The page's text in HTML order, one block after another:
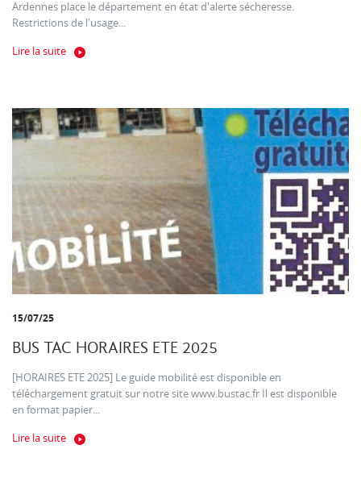
Ardennes place le département en état d'alerte sécheresse.
Restrictions de l'usage...
Lire la suite
15/07/25
BUS TAC HORAIRES ETE 2025
[HORAIRES ETE 2025] Le guide mobilité est disponible en
téléchargement gratuit sur notre site www.bustac.fr Il est disponible
en format papier...
Lire la suite